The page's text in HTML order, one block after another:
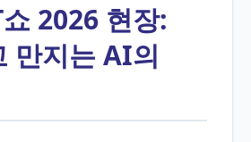
2026 현장:
만지는 AI의